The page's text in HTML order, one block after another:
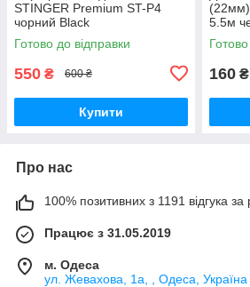
STINGER Premium ST-P4
чорний Black
Готово до відправки
550 ₴ 600 ₴
Купити
5.5м
датчик
160 ₴
Про нас
100% позитивних з 1191 відгука за
Працює з 31.05.2019
м. Одеса
ул. Жевахова, 1a, , Одеса, Україна